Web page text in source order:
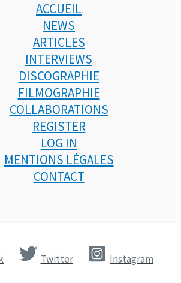
ACCUEIL
NEWS
ARTICLES
INTERVIEWS
DISCOGRAPHIE
FILMOGRAPHIE
COLLABORATIONS
REGISTER
LOG IN
MENTIONS LÉGALES
CONTACT
Twitter Instagram